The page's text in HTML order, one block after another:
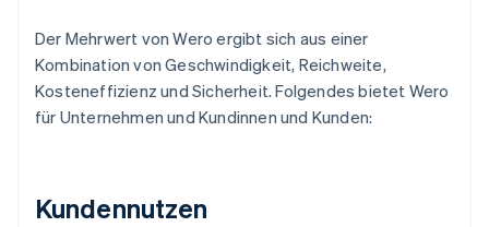
Der Mehrwert von Wero ergibt sich aus einer
Kombination von Geschwindigkeit, Reichweite,
Kosteneffizienz und Sicherheit. Folgendes bietet Wero
für Unternehmen und Kundinnen und Kunden:
Kundennutzen